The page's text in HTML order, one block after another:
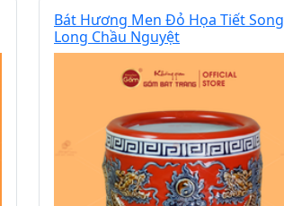
Bát Hương Men Đỏ Họa Tiết Song
Long Chầu Nguyệt